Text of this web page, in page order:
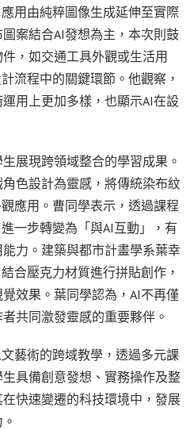
用由純粹圖像生成延伸至實際
案結合AI發想為主，本次則鼓
，如交通工具外觀或生活用
流程中的關鍵環節。他觀察，
用上更加多樣，也顯示AI在設
展現跨領域整合的學習成果。
色設計為靈感，將傳統染布紋
應用。曹同學表示，透過課程
一步轉變為「與AI互動」，有
力。建築與都市計畫學系葉幸
合壓克力材質進行拼貼創作，
效果。葉同學認為，AI不再僅
共同激發靈感的重要夥伴。
藝術的跨域教學，透過多元課
具備創意發想、實務操作及整
快速變遷的科技環境中，發展